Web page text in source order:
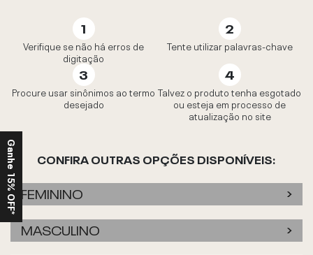
Verifique se não há erros de
digitação
Tente utilizar palavras-chave
Procure usar sinônimos ao termo
desejado
Talvez o produto tenha esgotado
ou esteja em processo de
atualização no site
CONFIRA OUTRAS OPÇÕES DISPONÍVEIS:
FEMININO
MASCULINO
Ganhe 15% OFF*